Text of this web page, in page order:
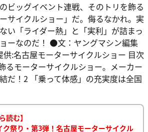
ビッグイベント連戦、そのトリを飾る
サイクルショー」だ。侮るなかれ。実
い「ライダー熱」と「実利」が詰まっ
ーなのだ！ ●文：ヤングマシン編集
:名古屋モーターサイクルショー 目次
るモーターサイクルショー。メーカー
だ！2 「乗って体感」の充実度は全国
読む】
ク祭り・第3弾！名古屋モーターサイクル